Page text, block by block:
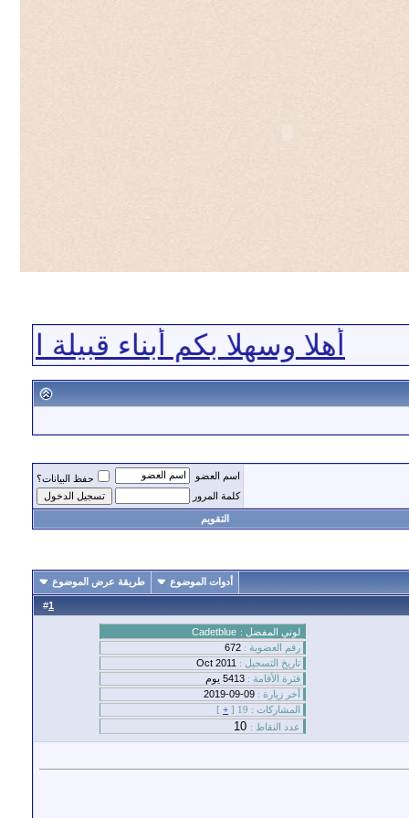
أهلا وسهلا بكم أبناء قبيلة
اسم العضو
حفظ البيانات؟
كلمة المرور
التقويم
أدوات الموضوع طريقة عرض الموضوع
#1
لوني المفضل : Cadetblue
رقم العضوية : 672
تاريخ التسجيل : Oct 2011
فترة الأقامة : 5413 يوم
أخر زيارة : 09-09-2019
المشاركات : 19 [
+
]
عدد النقاط :